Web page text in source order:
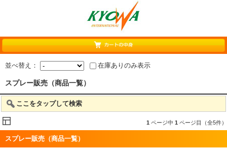
並べ替え： 在庫ありのみ表示
スプレー販売（商品一覧）
ここをタップして検索
1 ページ中 1 ページ目（全5件）
スプレー販売（商品一覧）